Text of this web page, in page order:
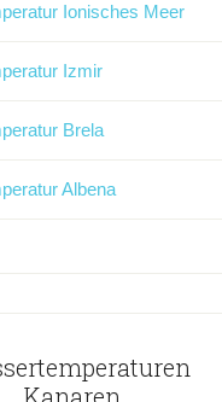
Ionisches Meer
Izmir
Brela
Albena